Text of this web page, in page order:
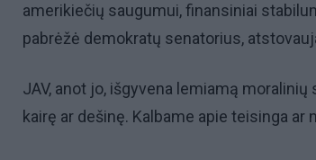
amerikiečių saugumui, finansiniai
pabrėžė demokratų senatorius,
JAV, anot jo, išgyvena lemiamą
kairę ar dešinę. Kalbame apie teisinga